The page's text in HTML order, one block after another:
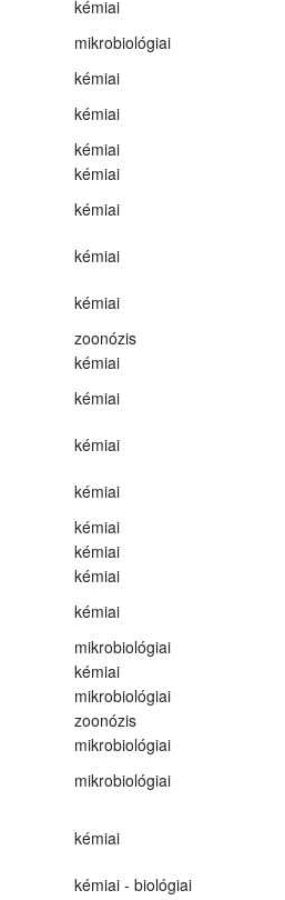
kémiai
mikrobiológiai
kémiai
kémiai
kémiai
kémiai
kémiai
kémiai
kémiai
zoonózis
kémiai
kémiai
kémiai
kémiai
kémiai
kémiai
kémiai
kémiai
mikrobiológiai
kémiai
mikrobiológiai
zoonózis
mikrobiológiai
mikrobiológiai
kémiai
kémiai - biológiai